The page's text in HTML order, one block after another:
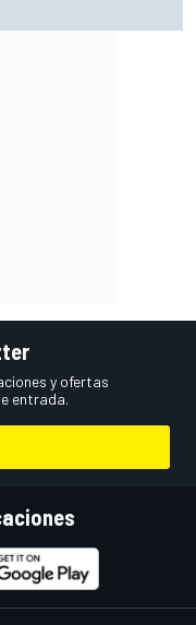
y ofertas
entrada.